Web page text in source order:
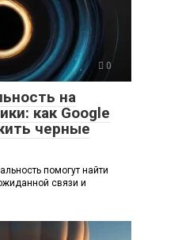
0
на
как Google
черные
помогут найти
связи и